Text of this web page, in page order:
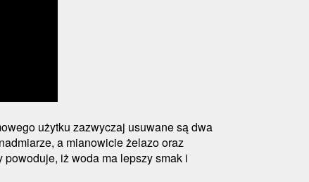
użytku zazwyczaj usuwane są dwa
a mianowicie żelazo oraz
iż woda ma lepszy smak i